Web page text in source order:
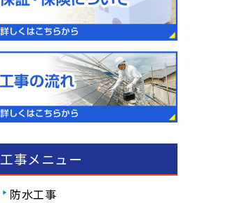
工事メニュー
防水工事